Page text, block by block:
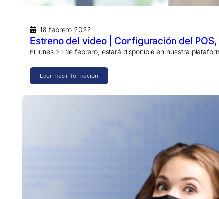
18 febrero 2022
Estreno del video | Configuración del
El lunes 21 de febrero, estará disponible en nuestra
Leer más información